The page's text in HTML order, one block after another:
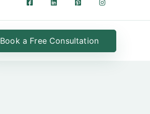
Book a Free Consultation